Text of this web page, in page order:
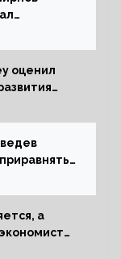
России
оценил
а